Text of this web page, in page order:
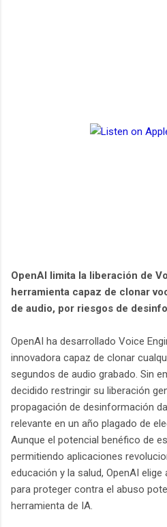
OpenAI limita la liberación de
herramienta capaz de clonar
de audio, por riesgos de
OpenAI ha desarrollado Voice
innovadora capaz de clonar
segundos de audio grabado. Sin
decidido restringir su liberación
propagación de desinformación
relevante en un año plagado de
Aunque el potencial benéfico de
permitiendo aplicaciones
educación y la salud, OpenAI
para proteger contra el abuso
herramienta de IA.